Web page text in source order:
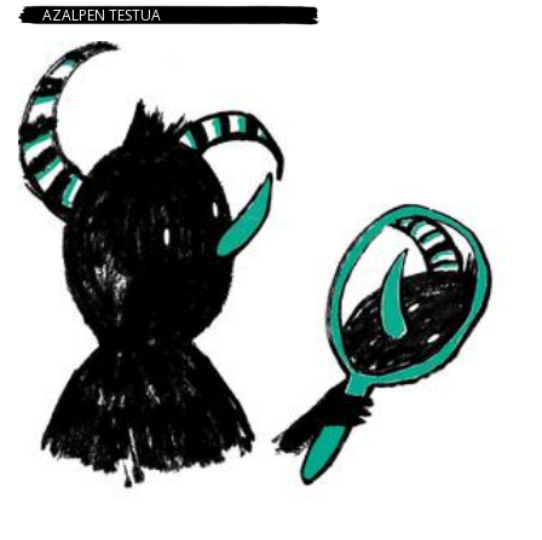
AZALPEN TESTUA